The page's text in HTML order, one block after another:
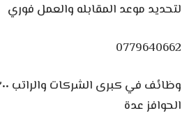
لتحديد موعد المقابله والعمل فوري
0779640662
الحوافز عدة